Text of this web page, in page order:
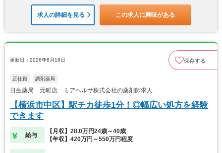
求人の詳細を見る この求人に興味がある
更新日：2026年6月18日 保存する
正社員 調剤薬局
日生薬局 元町店 ミアヘルサ株式会社の薬剤師求人
【横浜市中区】駅チカ徒歩1分！◎幅広い処方を経験
できます
給与
【月収】28.0万円24歳～40歳
【年収】420万円～550万円程度